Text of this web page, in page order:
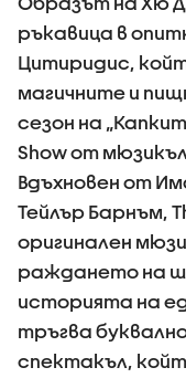
ръкавица в
Цитиридис,
магичните и
сезон на
Show от
Вдъхновен от
Тейлър Барнъм,
оригинален
раждането на
историята на
тръгва
спектакъл,